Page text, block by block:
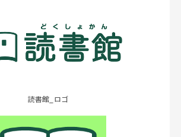
読書館_ロゴ